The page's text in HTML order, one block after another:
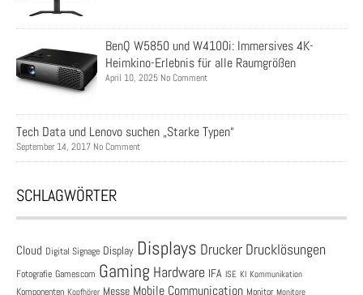
BenQ W5850 und W4100i: Immersives 4K-
Heimkino-Erlebnis für alle Raumgrößen
April 10, 2025 No Comment
Tech Data und Lenovo suchen „Starke Typen“
September 14, 2017 No Comment
SCHLAGWÖRTER
Cloud Digital Signage Display Displays Drucker Drucklösungen
Fotografie Gamescom Gaming Hardware IFA ISE KI Kommunikation
Komponenten Kopfhörer Messe Mobile Communication Monitor Monitore